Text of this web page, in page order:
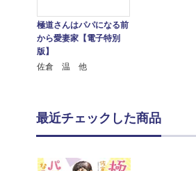
極道さんはパパになる前
から愛妻家【電子特別
版】
佐倉 温 他
最近チェックした商品